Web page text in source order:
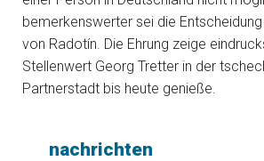
bemerkenswerter sei die
von Radotín. Die Ehrung zeige
Stellenwert Georg Tretter in der
Partnerstadt bis heute genieße.
nachrichten